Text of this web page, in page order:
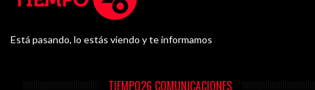
Está pasando, lo estás viendo y te informamos
TIEMPO26 COMUNICACIONES